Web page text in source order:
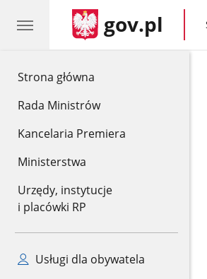
Strona główna
Rada Ministrów
Kancelaria Premiera
Ministerstwa
Urzędy, instytucje
i placówki RP
Usługi dla obywatela
gov.pl